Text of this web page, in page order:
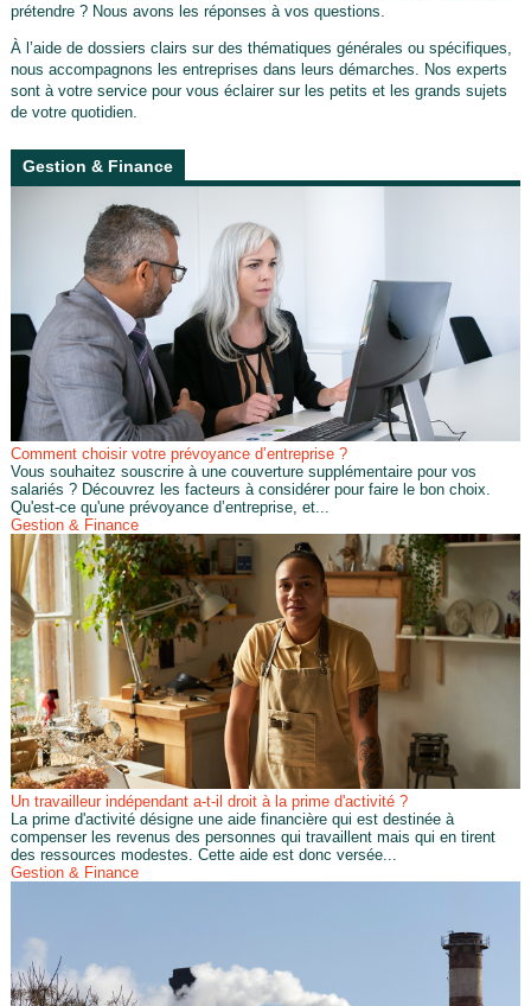
prétendre ? Nous avons les réponses à vos questions.
À l’aide de dossiers clairs sur des thématiques générales ou spécifiques,
nous accompagnons les entreprises dans leurs démarches. Nos experts
sont à votre service pour vous éclairer sur les petits et les grands sujets
de votre quotidien.
Gestion & Finance
Comment choisir votre prévoyance d’entreprise ?
Vous souhaitez souscrire à une couverture supplémentaire pour vos
salariés ? Découvrez les facteurs à considérer pour faire le bon choix.
Qu'est-ce qu'une prévoyance d’entreprise, et...
Gestion & Finance
Un travailleur indépendant a-t-il droit à la prime d'activité ?
La prime d'activité désigne une aide financière qui est destinée à
compenser les revenus des personnes qui travaillent mais qui en tirent
des ressources modestes. Cette aide est donc versée...
Gestion & Finance